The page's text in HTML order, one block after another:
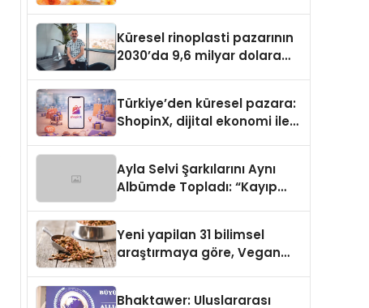
Küresel rinoplasti pazarının
2030’da 9,6 milyar dolara
Türkiye’den küresel pazara:
ShopinX, dijital ekonomi ile
Ayla Selvi Şarkılarını Aynı
Albümde Topladı: “Kayıp
Yeni yapilan 31 bilimsel
araştırmaya göre, Vegan
Bhaktawer: Uluslararası